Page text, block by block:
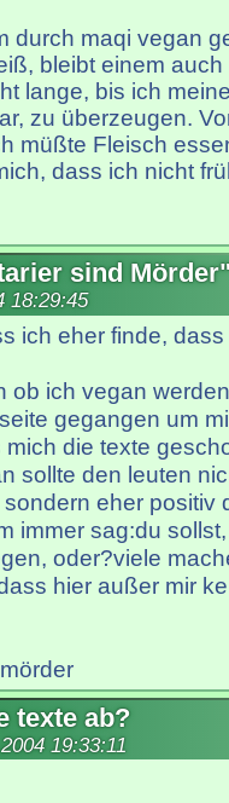
durch maqi vegan
bleibt einem
lange, bis ich
zu überzeugen.
müßte Fleisch
dass ich nicht
sind
18:29:45
ich eher finde,
ob ich vegan
gegangen um
die texte
sollte den leuten
eher positiv
immer sag:du
oder?viele
hier außer mir
texte ab?
19:33:11